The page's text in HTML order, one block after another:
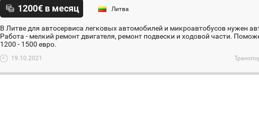
1200€ в месяц Литва
В Литве для автосервиса легковых автомобилей и микроавтобусов нужен
Работа - мелкий ремонт двигателя, ремонт подвески и ходовой части.
1200 - 1500 евро.
19.10.2021